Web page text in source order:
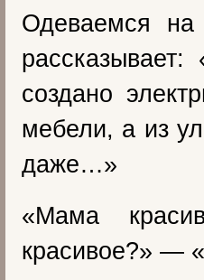
Одеваемся на
создано
мебели, а из
даже…»
«Мама
красивое?» —